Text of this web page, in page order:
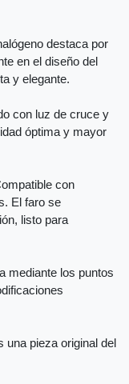
destaca por
en el diseño del
y elegante.
con luz de cruce y
óptima y mayor
con
El faro se
listo para
mediante los puntos
una pieza original del